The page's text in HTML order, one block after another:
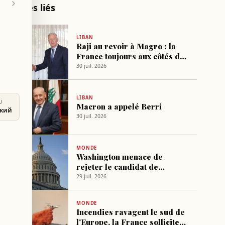
Articles liés
LIBAN
Raji au revoir à Magro : la
France toujours aux côtés du
Liban
30 juil. 2026
LIBAN
Macron a appelé Berri
30 juil. 2026
MONDE
Washington menace de
rejeter le candidat de
Macron au poste
29 juil. 2026
MONDE
Incendies ravagent le sud de
l'Europe, la France sollicite